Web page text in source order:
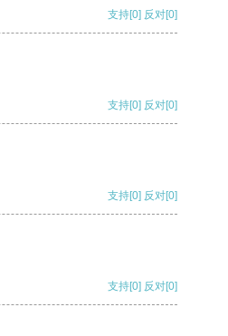
支持[0] 反对[0]
支持[0] 反对[0]
支持[0] 反对[0]
支持[0] 反对[0]